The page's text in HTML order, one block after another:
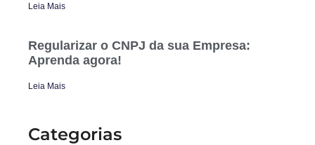
Leia Mais
Regularizar o CNPJ da sua Empresa:
Aprenda agora!
Leia Mais
Categorias